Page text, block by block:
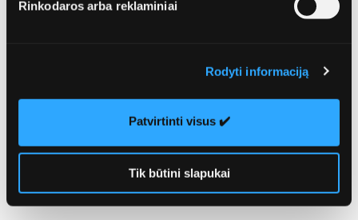
Rinkodaros arba reklaminiai
Rodyti informaciją
Patvirtinti visus ✔️
Tik būtini slapukai
susiformuoja rūkas. Taip pat netgi esant teigiamai
kelių laipsnių temperatūrai, tačiau veikiant įšalui, tiltų,
viadukų, taip pat šalia vandens telkinių esančių kelių
danga kaipmat apsitraukdavo plonu ledo sluoksniu.
Todėl nuolat raginome vairuotojus aklai nepasikliauti
termometro stulpelyje matoma temperatūra ir
tinkamai įvertinti eismo sąlygas“, – apie žiemos
pamokas priminė jis.